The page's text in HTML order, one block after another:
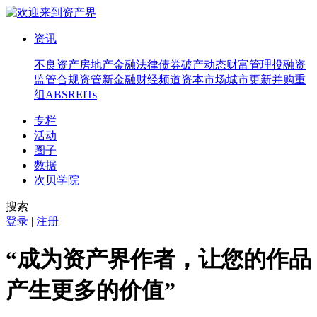
资讯
不良资产房地产金融法律债券破产动态财富管理投融资
监管合规资管新金融财经频道资本市场城市更新并购重
组 ABSREITs
专栏
活动
圈子
数据
次贝学院
搜索
登录 | 注册
“成为资产界作者，让您的作品
产生更多的价值”